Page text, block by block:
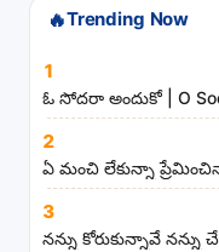
t
a
n
d
m
i
n
🔥Trending Now
1
ఓ సోదరా అందుకో | O
2
ఏ మంచి లేకున్నా
3
నన్ను కోరుకున్నావే నన్ను